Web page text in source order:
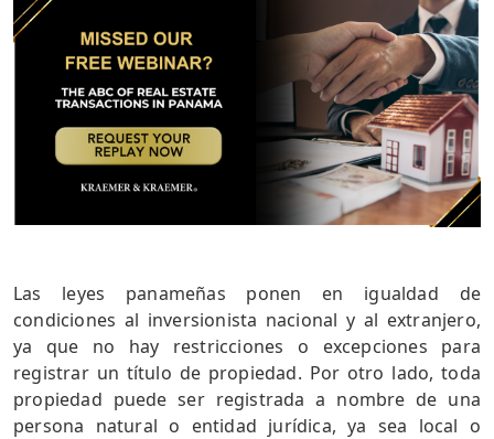
Las leyes panameñas ponen en igualdad de
condiciones al inversionista nacional y al extranjero,
ya que no hay restricciones o excepciones para
registrar un título de propiedad. Por otro lado, toda
propiedad puede ser registrada a nombre de una
persona natural o entidad jurídica, ya sea local o